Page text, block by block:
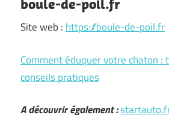
Site web : https://boule-de-poil.fr
Comment éduquer votre chaton :
conseils pratiques
A découvrir également :